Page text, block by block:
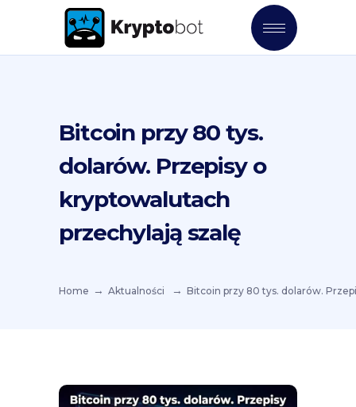
Bitcoin przy 80 tys.
dolarów. Przepisy o
kryptowalutach
przechylają szalę
Home Aktualności Bitcoin przy 80 tys. dolarów.